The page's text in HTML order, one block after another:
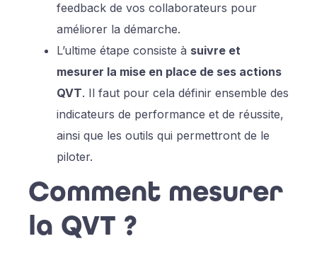
feedback de vos collaborateurs pour
améliorer la démarche.
L’ultime étape consiste à suivre et
mesurer la mise en place de ses actions
QVT. Il faut pour cela définir ensemble des
indicateurs de performance et de réussite,
ainsi que les outils qui permettront de le
piloter.
Comment mesurer
la QVT ?